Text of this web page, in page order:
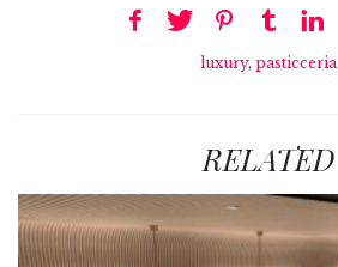
luxury, pasticceria
RELATED